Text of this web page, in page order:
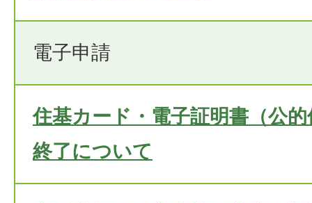
電子申請
住基カード・電子証明書（公
終了について